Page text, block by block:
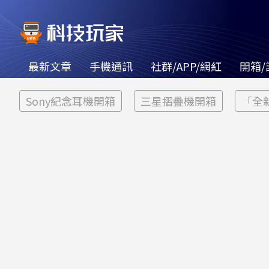
最新文章 手機通訊 社群/APP/網紅 開箱/
Sony紀念耳機開箱 三星摺疊機開箱 「